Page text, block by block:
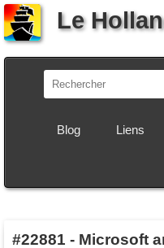
Le
Blog Liens
#22881 - Microsoft